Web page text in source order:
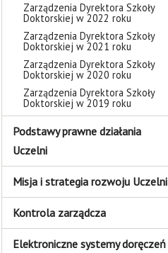
Zarządzenia Dyrektora Szkoły
Doktorskiej w 2022 roku
Zarządzenia Dyrektora Szkoły
Doktorskiej w 2021 roku
Zarządzenia Dyrektora Szkoły
Doktorskiej w 2020 roku
Zarządzenia Dyrektora Szkoły
Doktorskiej w 2019 roku
Podstawy prawne działania
Uczelni
Misja i strategia rozwoju Uczelni
Kontrola zarządcza
Elektroniczne systemy doręczeń